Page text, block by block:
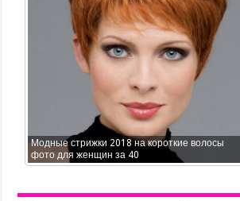
Модные стрижки 2018 на короткие волосы
фото для женщин за 40